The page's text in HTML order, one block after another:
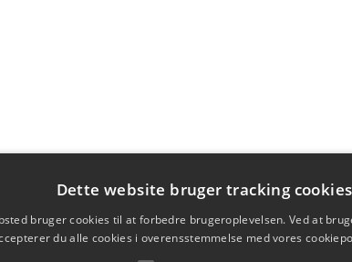
Dette website bruger tracking cookies
bruger cookies til at forbedre brugeroplevelsen. Ved at
du alle cookies i overensstemmelse med vores